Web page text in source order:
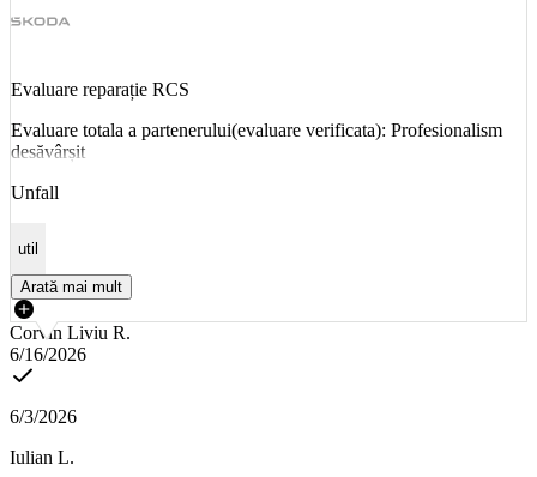
Evaluare reparație RCS
Evaluare totala a partenerului(evaluare verificata): Profesionalism
desăvârșit
Unfall
util
Arată mai mult
Corvin Liviu R.
6/16/2026
6/3/2026
Iulian L.